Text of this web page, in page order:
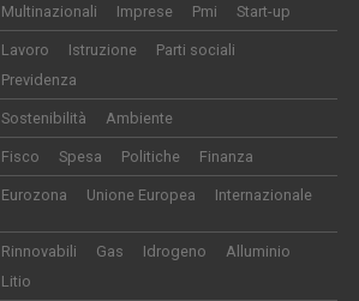
Multinazionali Imprese Pmi Start-up
Lavoro Istruzione
Parti sociali
Previdenza
Sostenibilità Ambiente
Fisco Spesa Politiche Finanza
Eurozona Unione Europea Internazionale
Rinnovabili Gas Idrogeno
Alluminio
Litio